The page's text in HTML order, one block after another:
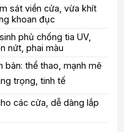
sát viền cửa, vừa khít
khoan đục
phủ chống tia UV,
nứt, phai màu
bản: thể thao, mạnh mẽ
trọng, tinh tế
các cửa, dễ dàng lắp